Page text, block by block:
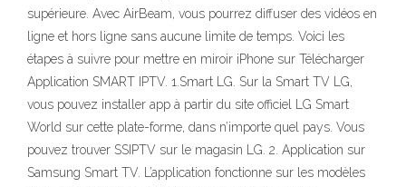
supérieure. Avec AirBeam, vous pourrez diffuser des vidéos en
ligne et hors ligne sans aucune limite de temps. Voici les
étapes à suivre pour mettre en miroir iPhone sur Télécharger
Application SMART IPTV. 1.Smart LG. Sur la Smart TV LG,
vous pouvez installer app à partir du site officiel LG Smart
World sur cette plate-forme, dans n’importe quel pays. Vous
pouvez trouver SSIPTV sur le magasin LG. 2. Application sur
Samsung Smart TV. L’application fonctionne sur les modèles